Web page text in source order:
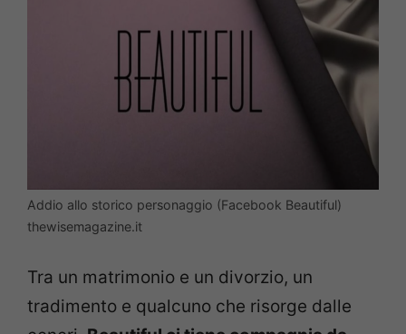
Addio allo storico personaggio (Facebook Beautiful)
thewisemagazine.it
Tra un matrimonio e un divorzio, un
tradimento e qualcuno che risorge dalle